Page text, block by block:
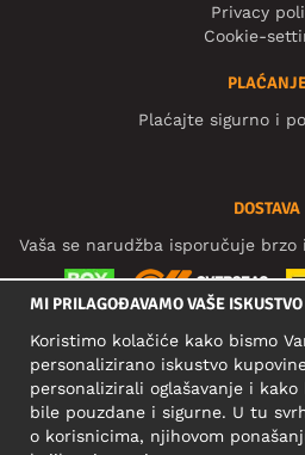
Privacy
Cookie-
Plaćajte sigurno i
DOSTAVA
Vaša se narudžba isporučuje
DRUŠTVENE
POSLOVNA
MI PRILAGOĐAVAMO VAŠE ISKUSTVO
Koristimo kolačiće kako bismo
personalizirano iskustvo
personalizirali oglašavanje i
bile pouzdane i sigurne. U tu
o korisnicima, njihovom